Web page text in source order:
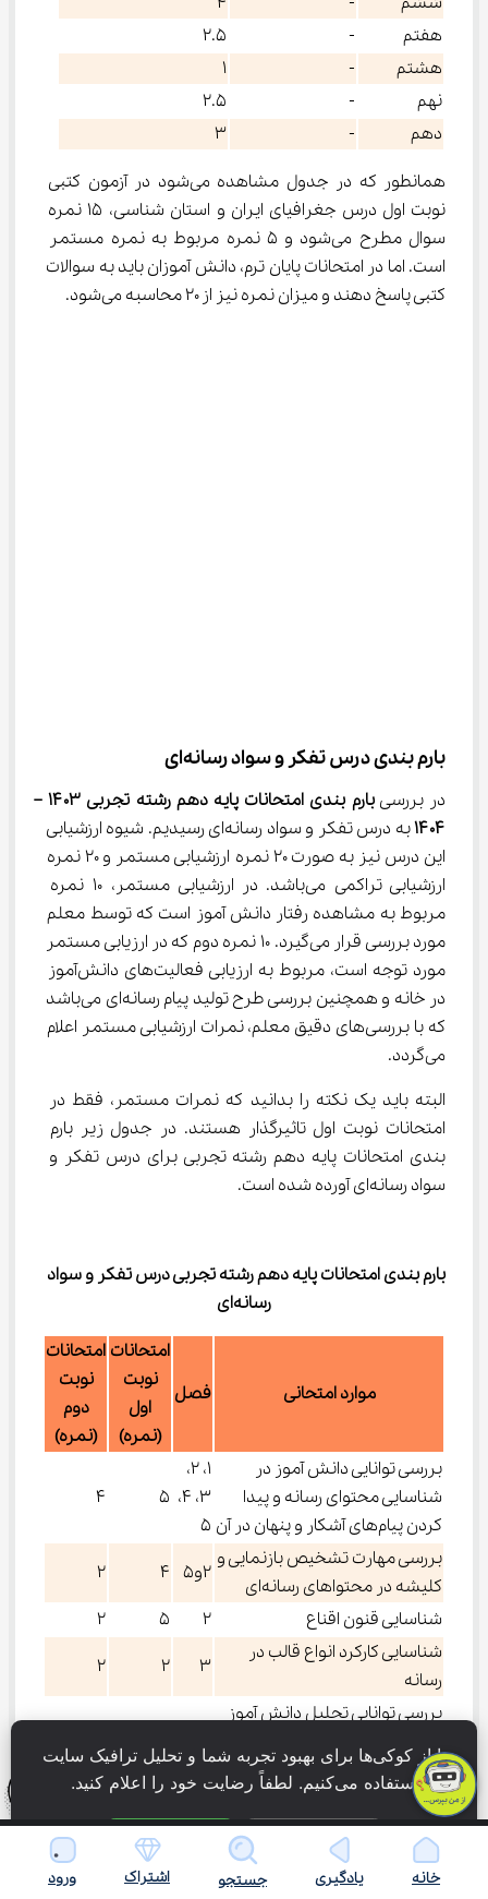
هفتم
-
۲.۵
هشتم
-
۱
نهم
-
۲.۵
دهم
-
۳
همانطور که در جدول مشاهده می‌شود در آزمون کتبی
نوبت اول درس جغرافیای ایران و استان شناسی، ۱۵ نمره
سوال مطرح می‌شود و ۵ نمره مربوط به نمره مستمر
است. اما در امتحانات پایان ترم، دانش آموزان باید به سوالات
کتبی پاسخ دهند و میزان نمره نیز از ۲۰ محاسبه می‌شود.
بارم بندی درس تفکر و سواد رسانه‌ای
در بررسی بارم‌ بندی امتحانات پایه دهم رشته تجربی
۱۴۰۳ –
۱۴۰۴
به درس تفکر و سواد رسانه‌ای رسیدیم. شیوه ارزشیابی
این درس نیز به صورت ۲۰ نمره ارزشیابی مستمر و ۲۰ نمره
ارزشیابی تراکمی می‌باشد. در ارزشیابی مستمر، ۱۰ نمره
مربوط به مشاهده رفتار دانش آموز است که توسط معلم
مورد بررسی قرار می‌گیرد. ۱۰ نمره دوم که در ارزیابی مستمر
مورد توجه است، مربوط به ارزیابی فعالیت‌های دانش‌آموز
در خانه و همچنین بررسی طرح تولید پیام رسانه‌ای می‌باشد
که با بررسی‌های دقیق معلم، نمرات ارزشیابی مستمر اعلام
می‌گردد.
البته باید یک نکته را بدانید که نمرات مستمر، فقط در
بندی امتحانات پایه دهم رشته تجربی برای درس تفکر و
سواد رسانه‌ای آورده شده است.
بارم‌ بندی امتحانات پایه دهم رشته تجربی درس
تفکر و سواد
رسانه‌ای
موارد امتحانی فصل
امتحانات
نوبت
اول
(نمره)
امتحانات
نوبت
دوم
(نمره)
بررسی توانایی دانش آموز در
شناسایی محتوای رسانه و پیدا
کردن پیام‌های آشکار و پنهان در آن
۱، ۲،
۳، ۴،
۵
۵ ۴
بررسی مهارت تشخیص بازنمایی و
کلیشه در محتواهای رسانه‌ای
۲و۵ ۴
۲
شناسایی قنون اقناع
۲ ۵
۲
شناسایی کارکرد انواع قالب در
رسانه
۳ ۲
۲
بررسی توانایی تحلیل دانش آموز
در پیدا کردن اهداف تولیدات
رسانه‌ای
۳ ۴
توانایی دانش آموز در پیدا کردن
کاربر فعال و منفعل
۴ -
اطلاع از حقوق هر فرد در مقابل
رسانه
- خانه یادگیری جستجو اشتراک ورود
ما از کوکی‌ها برای بهبود تجربه شما و تحلیل ترافیک سایت
استفاده می‌کنیم. لطفاً رضایت خود را اعلام کنید.
فقط ضروری پذیرش همه